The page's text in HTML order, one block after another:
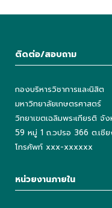
ติดต่อ/สอบถาม
กองบริหารวิชาการและนิสิต
มหาวิทยาลัยเกษตรศาสตร์
วิทยาเขตเฉลิมพระเกียรติ จั
59 หมู่ 1 ถ.วปรอ 366 ต.เชี
โทรศัพท์ xxx-xxxxxx
หน่วยงานภายใน